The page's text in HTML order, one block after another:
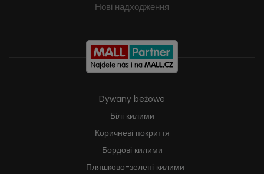
Нові надходження
Dywany beżowe
Білі килими
Коричневі покриття
Бордові килими
Пляшково-зелені килими